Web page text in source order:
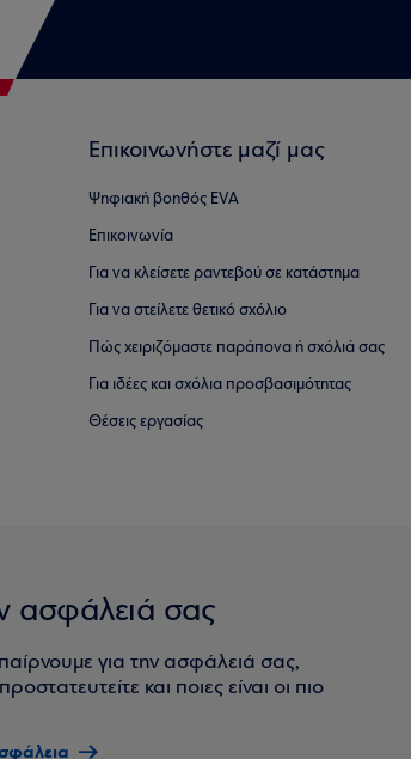
Επικοινωνήστε μαζί μας
Ψηφιακή βοηθός EVA
Επικοινωνία
Για να κλείσετε ραντεβού σε κατάστημα
Για να στείλετε θετικό σχόλιο
Πώς χειριζόμαστε παράπονα ή σχόλιά σας
Για ιδέες και σχόλια προσβασιμότητας
Θέσεις εργασίας
ασφάλειά σας
για την ασφάλειά σας,
και ποιες είναι οι πιο